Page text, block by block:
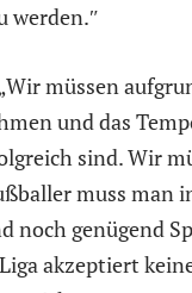
werden.″
müssen
und das
sind. Wir
muss man
noch genügend
akzeptiert